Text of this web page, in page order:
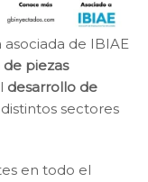
de IBIAE
piezas
desarrollo de
sectores
en todo el